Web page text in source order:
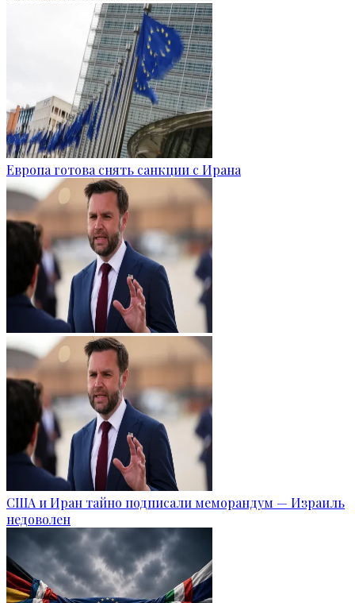
Европа готова снять санкции с Ирана
США и Иран тайно подписали меморандум — Израиль
недоволен